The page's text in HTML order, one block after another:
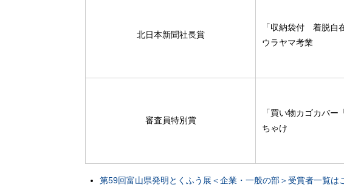
北日本新聞社長賞
「収納袋付 着脱自
ウラヤマ考業
審査員特別賞
「買い物カゴカバー
ちゃけ
第59回富山県発明とくふう展＜企業・一般の部＞受賞者一覧は